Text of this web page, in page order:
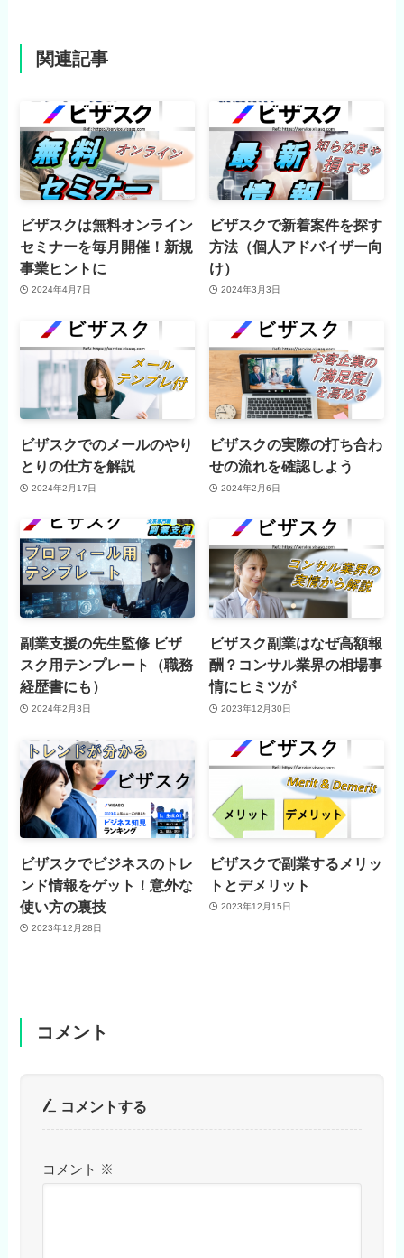
関連記事
ビザスクは無料オンライン
セミナーを毎月開催！新規
事業ヒントに
2024年4月7日
ビザスクで新着案件を探す
方法（個人アドバイザー向
け）
2024年3月3日
ビザスクでのメールのやり
とりの仕方を解説
2024年2月17日
ビザスクの実際の打ち合わ
せの流れを確認しよう
2024年2月6日
副業支援の先生監修 ビザ
スク用テンプレート（職務
経歴書にも）
2024年2月3日
ビザスク副業はなぜ高額報
酬？コンサル業界の相場事
情にヒミツが
2023年12月30日
ビザスクでビジネスのトレ
ンド情報をゲット！意外な
使い方の裏技
2023年12月28日
ビザスクで副業するメリッ
トとデメリット
2023年12月15日
コメント
コメントする
コメント ※